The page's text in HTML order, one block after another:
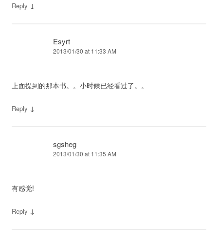
Reply ↓
Esyrt
2013/01/30 at 11:33 AM
上面提到的那本书。。小时候已经看过了。。
Reply ↓
sgsheg
2013/01/30 at 11:35 AM
有感觉!
Reply ↓